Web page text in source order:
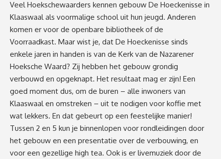
Veel Hoekschewaarders kennen gebouw De Hoeckenisse in
Klaaswaal als voormalige school uit hun jeugd. Anderen
komen er voor de openbare bibliotheek of de
Voorraadkast. Maar wist je, dat De Hoeckenisse sinds
enkele jaren in handen is van de Kerk van de Nazarener
Hoeksche Waard? Zij hebben het gebouw grondig
verbouwd en opgeknapt. Het resultaat mag er zijn! Een
goed moment dus, om de buren – alle inwoners van
Klaaswaal en omstreken – uit te nodigen voor koffie met
wat lekkers. En dat gebeurt op een feestelijke manier!
Tussen 2 en 5 kun je binnenlopen voor rondleidingen door
het gebouw en een presentatie over de verbouwing, en
voor een gezellige ⁠high tea. Ook is er livemuziek door de